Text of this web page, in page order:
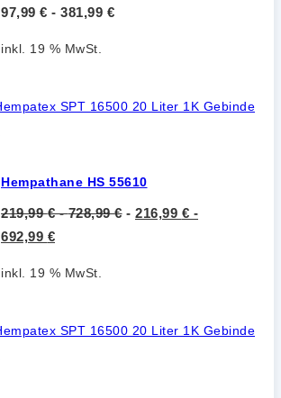
97,99 € - 381,99 €
inkl. 19 % MwSt.
Hempathane HS 55610
219,99€-728,99€- 216,99 € -
692,99 €
inkl. 19 % MwSt.